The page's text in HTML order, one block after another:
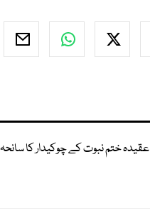
عقیدہ ختم نبوت کے چوکیدار کا سانحہ